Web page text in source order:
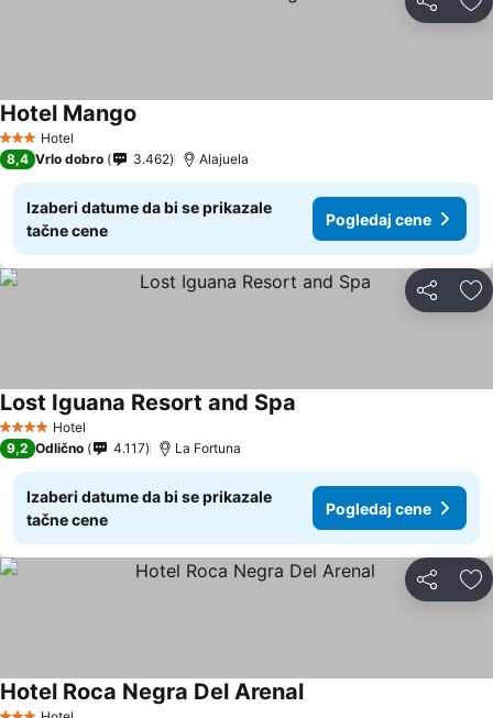
Deli
3 Zvezdice
Hotel
Hotel Mango
8,4 Vrlo dobro 3.462 Alajuela
Izaberi datume da bi se prikazale
tačne cene
Pogledaj cene
Deli
4 ZvezdiceHotel
Lost Iguana Resort and Spa
9,2 Odlično 4.117 La Fortuna
Izaberi datume da bi se prikazale
tačne cene
Pogledaj cene
Deli
Hotel Roca Negra Del Arenal